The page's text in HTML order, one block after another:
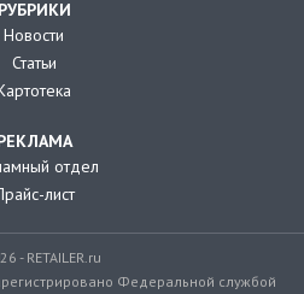
РУБРИКИ
Новости
Статьи
отдел
лист
- RETAILER.ru
Федеральной службой